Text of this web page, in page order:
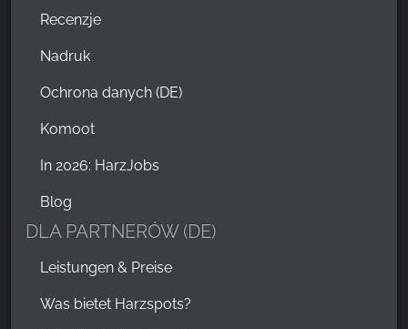
Recenzje
Nadruk
Ochrona danych (DE)
Komoot
In 2026: HarzJobs
Blog
DLA PARTNERÓW (DE)
Leistungen & Preise
Was bietet Harzspots?